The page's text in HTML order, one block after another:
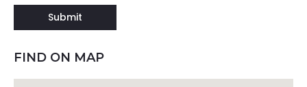
FIND ON MAP